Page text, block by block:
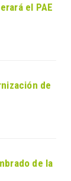
el PAE
de
de la